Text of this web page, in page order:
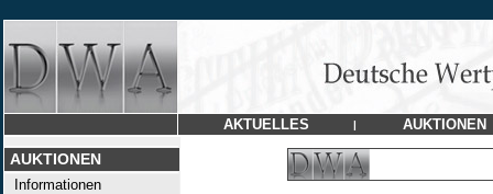
AKTUELLES | AUKTIONEN
AUKTIONEN
Informationen